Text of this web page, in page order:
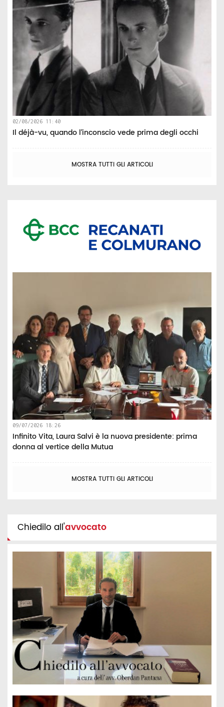
02/08/2026 11:40
Il déjà-vu, quando l’inconscio vede prima degli occhi
MOSTRA TUTTI GLI ARTICOLI
09/07/2026 18:26
Infinito Vita, Laura Salvi è la nuova presidente: prima
donna al vertice della Mutua
MOSTRA TUTTI GLI ARTICOLI
Chiedilo all'avvocato